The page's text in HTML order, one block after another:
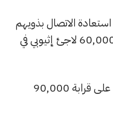
الاتصال بذويهم
ودعم المراكز الصحية التي تخدم نحو 60,000 لاجئ إثيوبي في
- توزيع مستلزمات منزلية أساسية على قرابة 90,000